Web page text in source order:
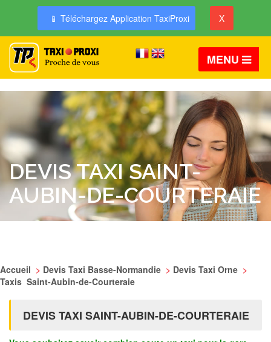
📱 Téléchargez Application TaxiProxi X
MENU
DEVIS TAXI SAINT-
AUBIN-DE-COURTERAIE
Accueil > Devis Taxi Basse-Normandie > Devis Taxi Orne >
Taxis Saint-Aubin-de-Courteraie
DEVIS TAXI SAINT-AUBIN-DE-COURTERAIE